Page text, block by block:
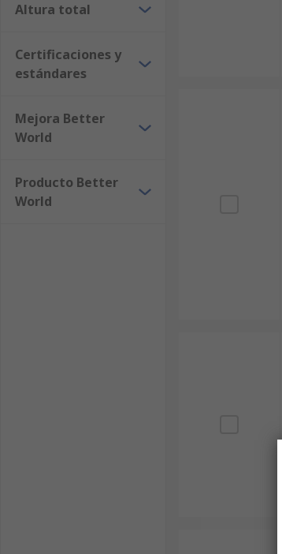
Altura total
Certificaciones y
estándares
Mejora Better
World
Producto Better
World